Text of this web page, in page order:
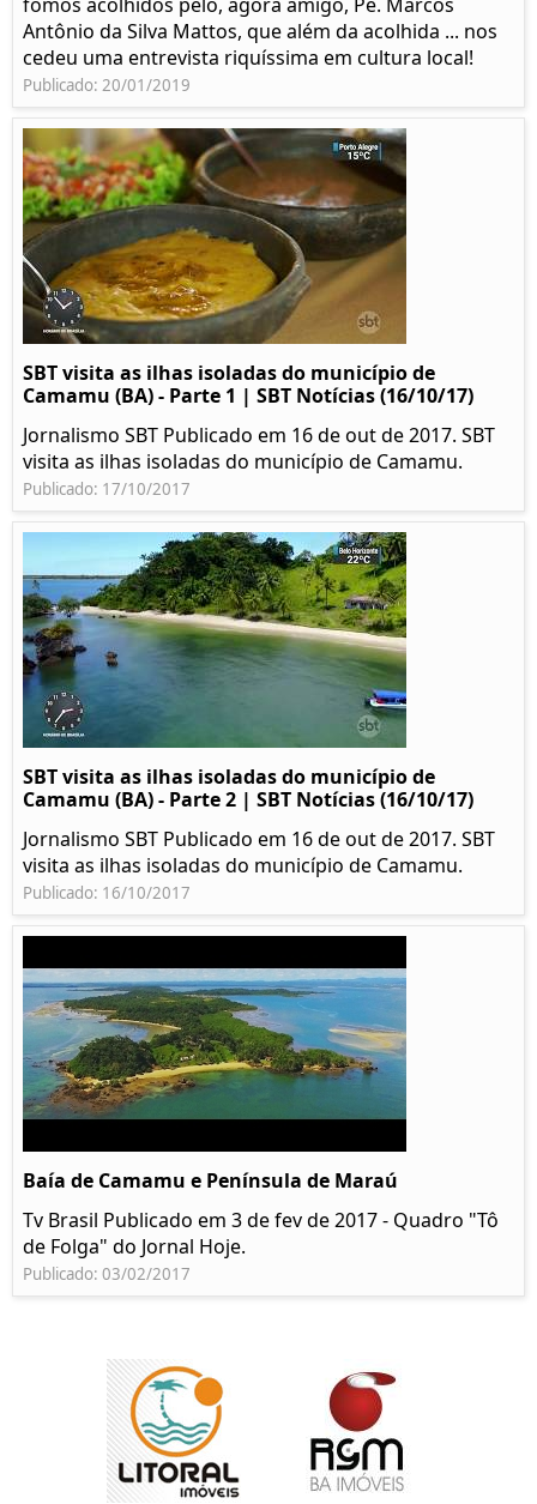
Antônio da Silva Mattos, que além da acolhida ... nos
cedeu uma entrevista riquíssima em cultura local!
Publicado: 20/01/2019
SBT visita as ilhas isoladas do município de
Camamu (BA) - Parte 1 | SBT Notícias (16/10/17)
Jornalismo SBT Publicado em 16 de out de 2017. SBT
visita as ilhas isoladas do município de Camamu.
Publicado: 17/10/2017
SBT visita as ilhas isoladas do município de
Camamu (BA) - Parte 2 | SBT Notícias (16/10/17)
Jornalismo SBT Publicado em 16 de out de 2017. SBT
visita as ilhas isoladas do município de Camamu.
Publicado: 16/10/2017
Baía de Camamu e Península de Maraú
Tv Brasil Publicado em 3 de fev de 2017 - Quadro "Tô
de Folga" do Jornal Hoje.
Publicado: 03/02/2017